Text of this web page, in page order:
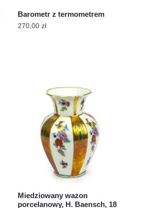
Barometr z termometrem
270,00 zł
Miedziowany wazon
porcelanowy, H. Baensch, 18